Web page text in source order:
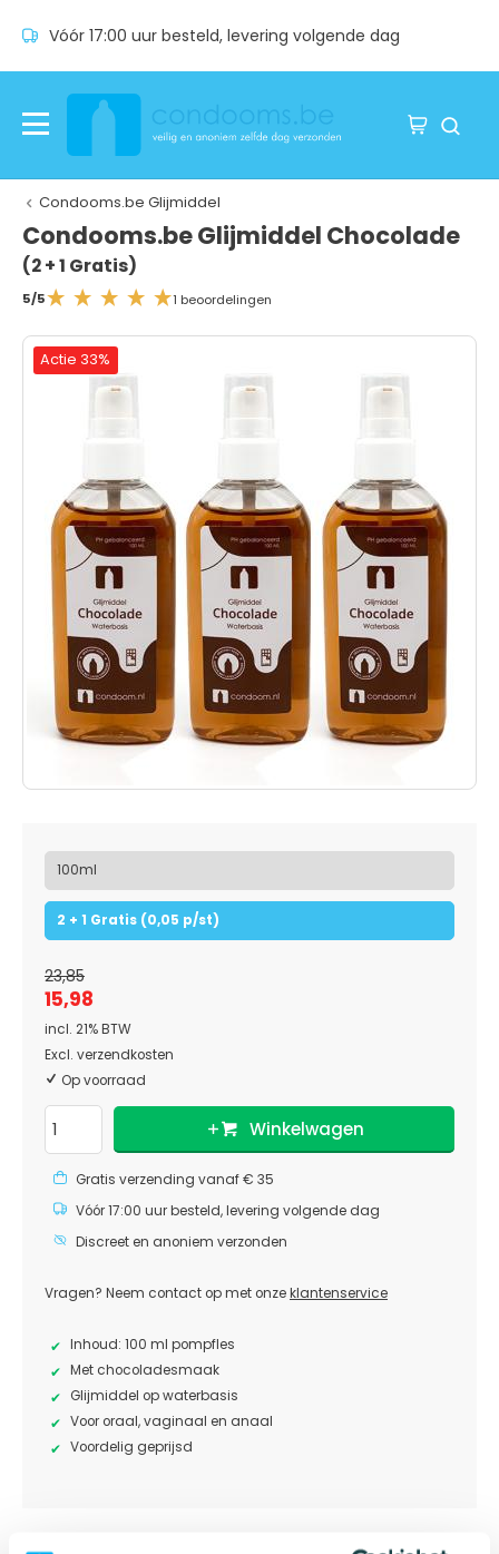
Vóór 17:00 uur besteld, levering volgende dag
Condooms.be Glijmiddel
Condooms.be Glijmiddel Chocolade
(2 + 1 Gratis)
5/5 1 beoordelingen
Actie 33%
100ml
2 + 1 Gratis (0,05 p/st)
23,85
15,98
incl. 21% BTW
Excl. verzendkosten
Op voorraad
Winkelwagen
Gratis verzending vanaf € 35
Vóór 17:00 uur besteld, levering volgende dag
Discreet en anoniem verzonden
Vragen? Neem contact op met onzeklantenservice
Inhoud: 100 ml pompfles
Met chocoladesmaak
Glijmiddel op waterbasis
Voor oraal, vaginaal en anaal
Voordelig geprijsd